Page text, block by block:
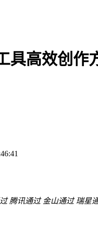
具高效创作
腾讯通过 金山通过 瑞星